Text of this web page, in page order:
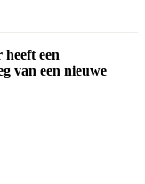
een
van een nieuwe